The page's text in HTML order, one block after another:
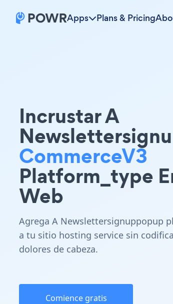
Apps Plans & Pricing
Incrustar A
CommerceV3
Platform_type
Web
Agrega A Newslettersignuppopup
a tu sitio hosting service sin
dolores de cabeza.
Comience gratis